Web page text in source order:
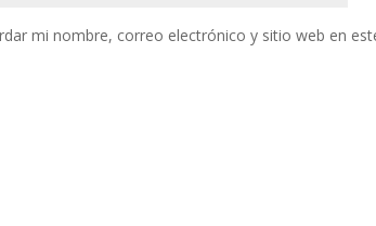
mi nombre, correo electrónico y sitio web en